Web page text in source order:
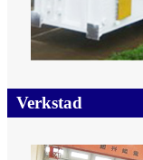
Verkstad